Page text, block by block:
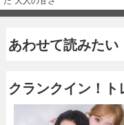
あわせて読みたい
クランクイン！